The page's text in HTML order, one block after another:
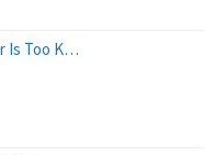
Is Too K…